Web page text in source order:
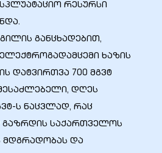
რესურსი
განცხადებით,
ხაზის
დატვირთვა 700 მგვტ
დღეს
ს ნაცვლად, რაც
გაზრდის საქართველოს
მდგრადობას და